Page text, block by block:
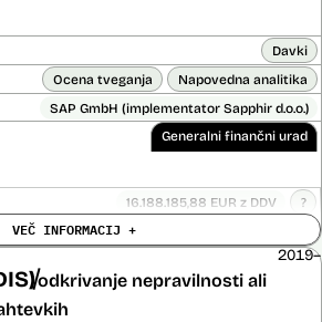
Davki
Ocena tveganja Napovedna analitika
SAP GmbH (implementator Sapphir d.o.o.)
Generalni finančni urad
16.188.185,88 EUR z DDV ?
podatke opravljena:
VEČ INFORMACIJ +
odkrivanje nepravilnosti ali
2019–